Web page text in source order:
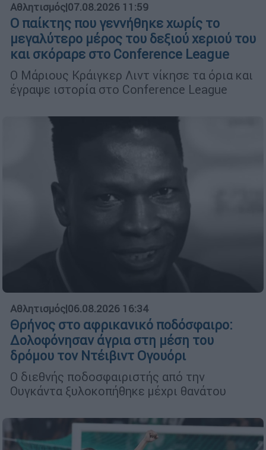
Αθλητισμός|07.08.2026 11:59
Ο παίκτης που γεννήθηκε χωρίς το
μεγαλύτερο μέρος του δεξιού χεριού του
και σκόραρε στο Conference League
Ο Μάριους Κράιγκερ Λιντ νίκησε τα όρια και
έγραψε ιστορία στο Conference League
Αθλητισμός|06.08.2026 16:34
Θρήνος στο αφρικανικό ποδόσφαιρο:
Δολοφόνησαν άγρια στη μέση του
δρόμου τον Ντέιβιντ Ογουόρι
Ο διεθνής ποδοσφαιριστής από την
Ουγκάντα ξυλοκοπήθηκε μέχρι θανάτου